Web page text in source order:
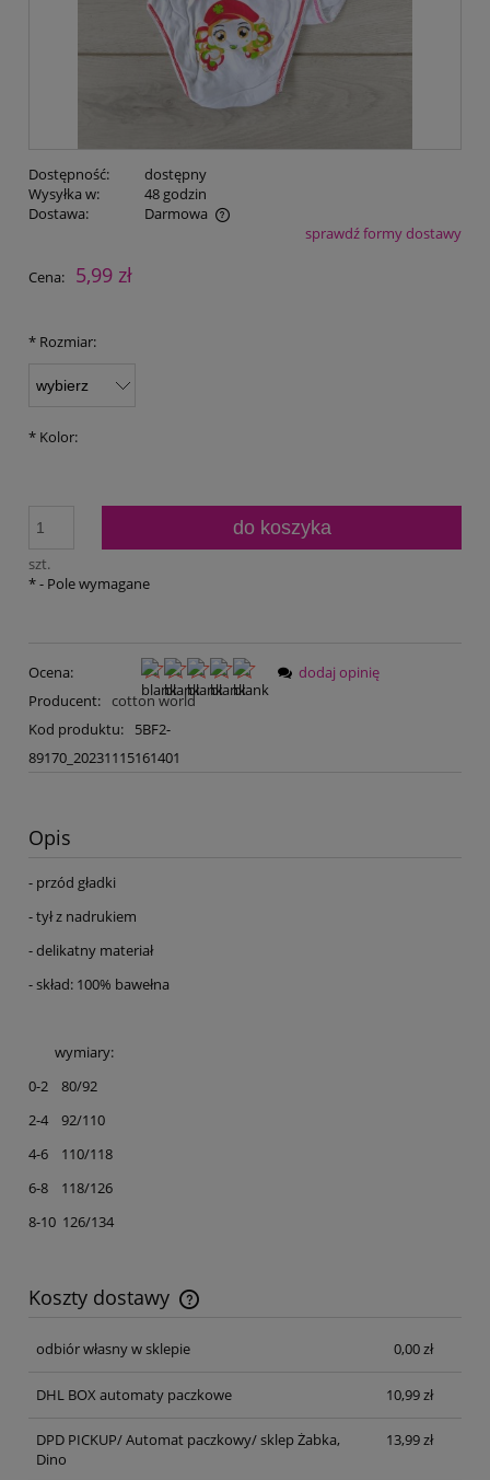
Dostępność:
dostępny
Wysyłka w:
48 godzin
Dostawa:
Darmowa
Cena nie zawiera ewentualnych kosztów płatnościsprawdź formy dostawy
Cena: 5,99 zł
* Rozmiar:
* Kolor:
szt.
do koszyka
*- Pole wymagane
Ocena:
Producent: cotton world
Kod produktu:
5BF2-
89170_20231115161401
dodaj opinię
Opis
- przód gładki
- tył z nadrukiem
- delikatny materiał
- skład: 100% bawełna
wymiary:
0-2 80/92
2-4 92/110
4-6 110/118
6-8 118/126
8-10 126/134
Koszty dostawy
Cena nie zawiera ewentualnych kosztów płatności
odbiór własny w sklepie
0,00 zł
DHL BOX automaty paczkowe 10,99 zł
DPD PICKUP/ Automat paczkowy/ sklep Żabka,
Dino
13,99 zł